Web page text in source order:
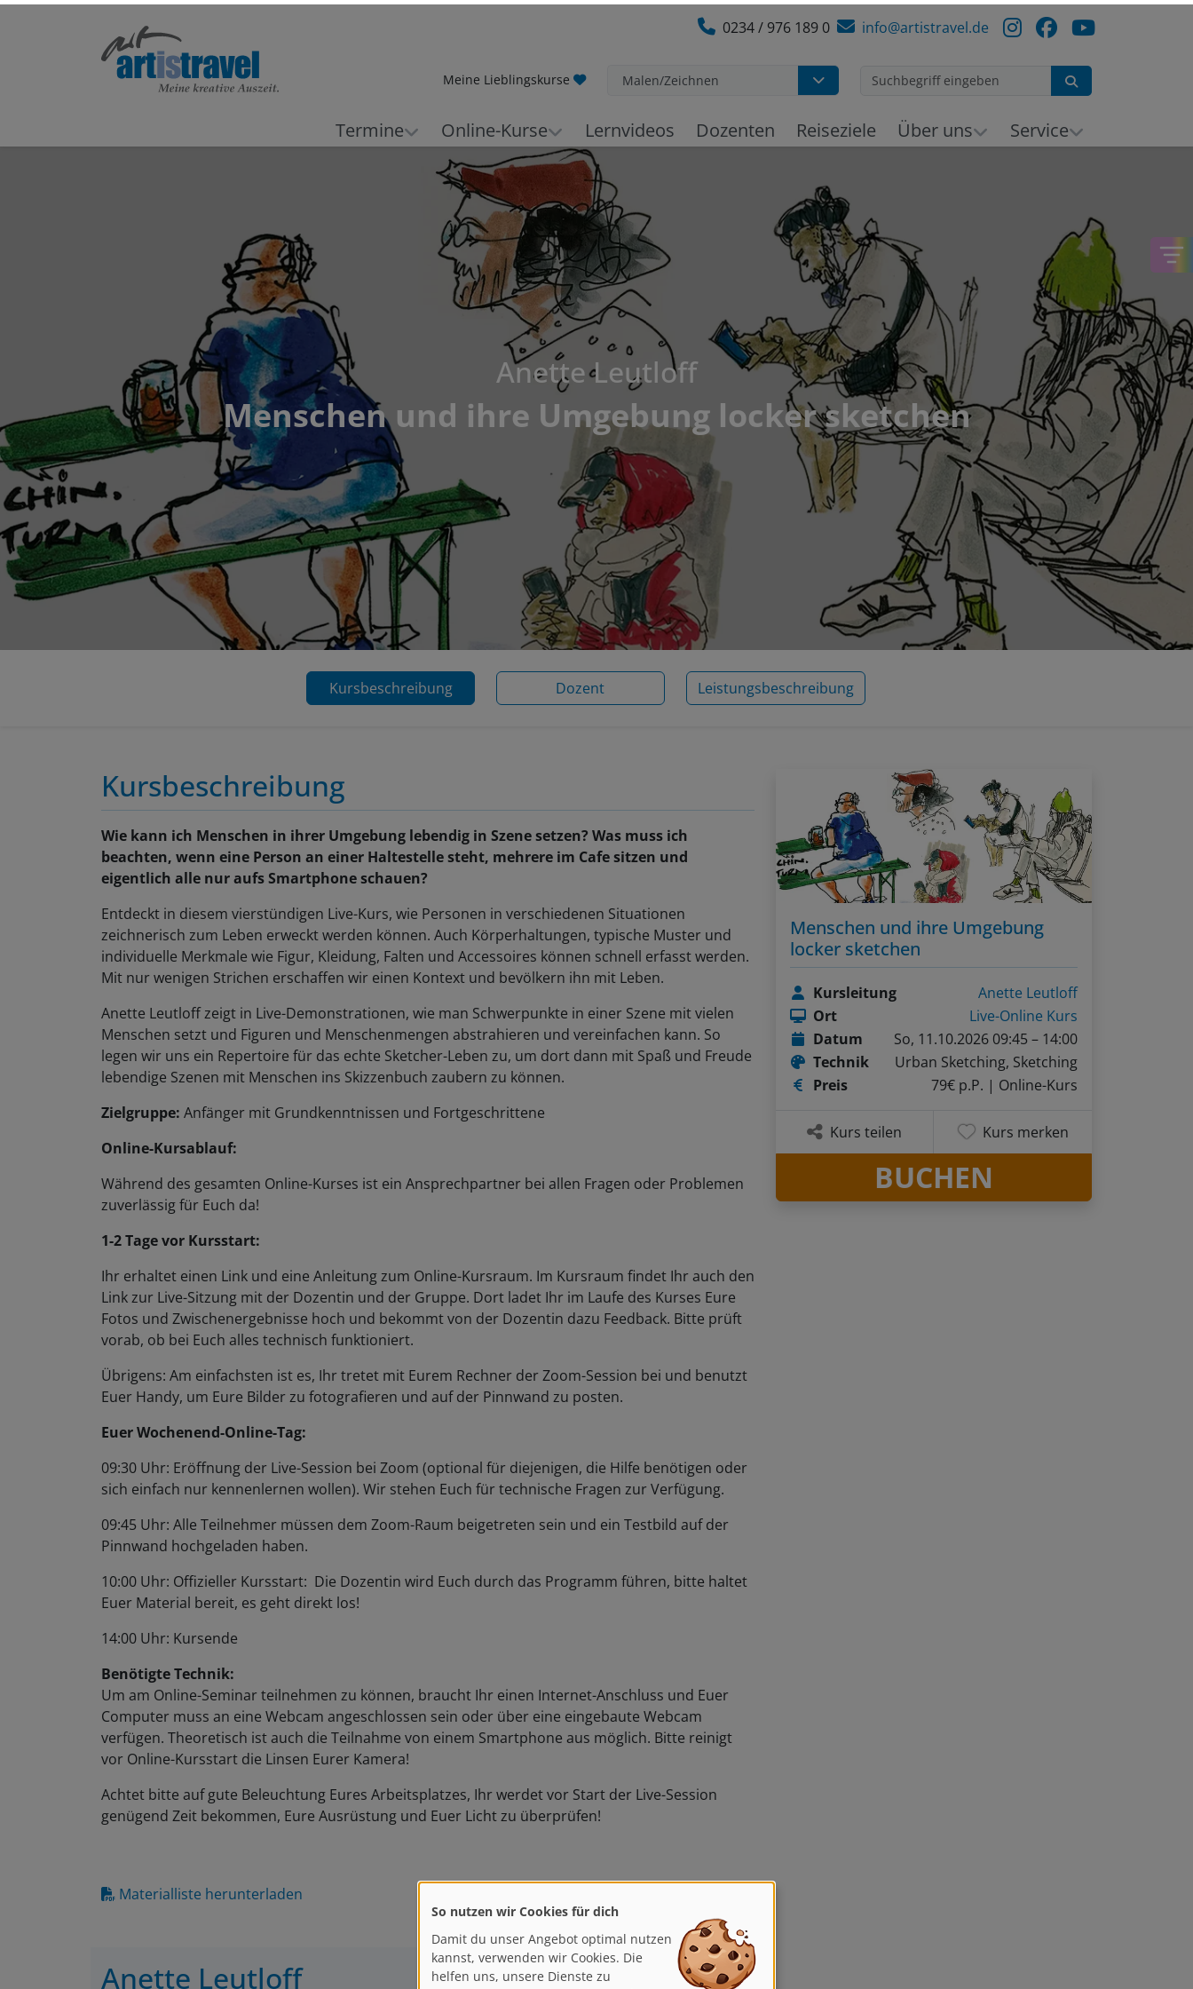
0234 / 976 189 0 info@artistravel.de
Meine Lieblingskurse Malen/Zeichnen
Termine Online-Kurse Lernvideos Dozenten Reiseziele Über uns Service
Anette Leutloff
Menschen und ihre Umgebung locker sketchen
Kursbeschreibung Dozent Leistungsbeschreibung
Kursbeschreibung
Wie kann ich Menschen in ihrer Umgebung lebendig in Szene setzen? Was muss ich
beachten, wenn eine Person an einer Haltestelle steht, mehrere im Cafe sitzen und
eigentlich alle nur aufs Smartphone schauen?
Entdeckt in diesem vierstündigen Live-Kurs, wie Personen in verschiedenen Situationen
zeichnerisch zum Leben erweckt werden können. Auch Körperhaltungen, typische Muster und
individuelle Merkmale wie Figur, Kleidung, Falten und Accessoires können schnell erfasst werden.
Mit nur wenigen Strichen erschaffen wir einen Kontext und bevölkern ihn mit Leben.
Anette Leutloff zeigt in Live-Demonstrationen, wie man Schwerpunkte in einer Szene mit vielen
Menschen setzt und Figuren und Menschenmengen abstrahieren und vereinfachen kann. So
legen wir uns ein Repertoire für das echte Sketcher-Leben zu, um dort dann mit Spaß und Freude
lebendige Szenen mit Menschen ins Skizzenbuch zaubern zu können.
Zielgruppe: Anfänger mit Grundkenntnissen und Fortgeschrittene
Online-Kursablauf:
Während des gesamten Online-Kurses ist ein Ansprechpartner bei allen Fragen oder Problemen
zuverlässig für Euch da!
1-2 Tage vor Kursstart:
Ihr erhaltet einen Link und eine Anleitung zum Online-Kursraum. Im Kursraum findet Ihr auch den
Link zur Live-Sitzung mit der Dozentin und der Gruppe. Dort ladet Ihr im Laufe des Kurses Eure
Fotos und Zwischenergebnisse hoch und bekommt von der Dozentin dazu Feedback. Bitte prüft
vorab, ob bei Euch alles technisch funktioniert.
Übrigens: Am einfachsten ist es, Ihr tretet mit Eurem Rechner der Zoom-Session bei und benutzt
Euer Handy, um Eure Bilder zu fotografieren und auf der Pinnwand zu posten.
Euer Wochenend-Online-Tag:
09:30 Uhr: Eröffnung der Live-Session bei Zoom (optional für diejenigen, die Hilfe benötigen oder
sich einfach nur kennenlernen wollen). Wir stehen Euch für technische Fragen zur Verfügung.
09:45 Uhr: Alle Teilnehmer müssen dem Zoom-Raum beigetreten sein und ein Testbild auf der
Pinnwand hochgeladen haben.
10:00 Uhr: Offizieller Kursstart: Die Dozentin wird Euch durch das Programm führen, bitte haltet
Euer Material bereit, es geht direkt los!
14:00 Uhr: Kursende
Benötigte Technik:
Um am Online-Seminar teilnehmen zu können, braucht Ihr einen Internet-Anschluss und Euer
Computer muss an eine Webcam angeschlossen sein oder über eine eingebaute Webcam
verfügen. Theoretisch ist auch die Teilnahme von einem Smartphone aus möglich. Bitte reinigt
vor Online-Kursstart die Linsen Eurer Kamera!
Achtet bitte auf gute Beleuchtung Eures Arbeitsplatzes, Ihr werdet vor Start der Live-Session
genügend Zeit bekommen, Eure Ausrüstung und Euer Licht zu überprüfen!
Materialliste herunterladen
Anette Leutloff
Menschen und ihre Umgebung
locker sketchen
Kursleitung
Anette Leutloff
Ort
Live-Online Kurs
Datum
So, 11.10.2026 09:45 – 14:00
Technik
Urban Sketching, Sketching
Preis
79€ p.P. | Online-Kurs
Kurs teilen Kurs merken
BUCHEN
So nutzen wir Cookies für dich
Damit du unser Angebot optimal nutzen
kannst, verwenden wir Cookies. Die
helfen uns, unsere Dienste zu